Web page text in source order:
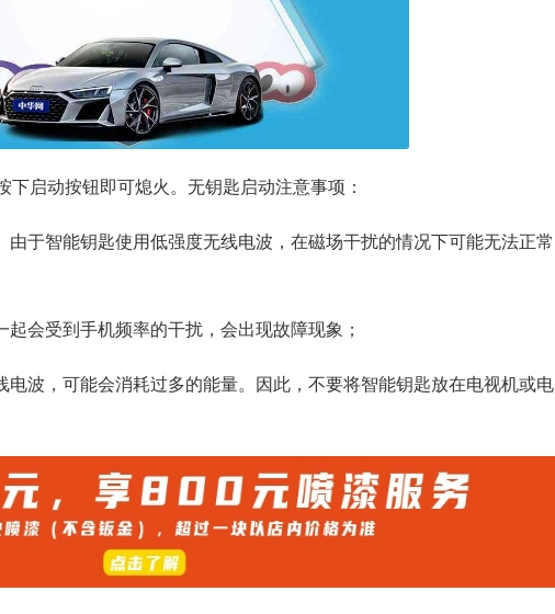
启动按钮即可熄火。无钥匙启动注意事项：
由于智能钥匙使用低强度无线电波，在磁场干扰的情况下可能无法正常
会受到手机频率的干扰，会出现故障现象；
电波，可能会消耗过多的能量。因此，不要将智能钥匙放在电视机或电